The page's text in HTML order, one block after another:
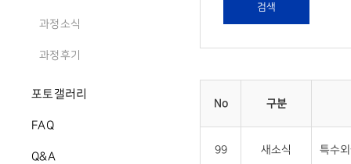
과정소식
과정후기
포토갤러리
FAQ
Q&A
검색
No 구분
99 새소식 특수